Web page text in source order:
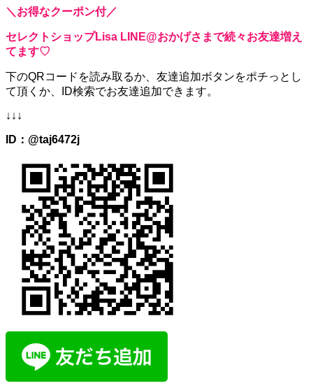
＼お得なクーポン付／
セレクトショップLisa LINE@おかげさまで続々お友達増え
てます♡
下のQRコードを読み取るか、 友達追加ボタンをポチっとし
て頂くか、
ID検索でお友達追加できます。
↓↓↓
ID：@taj6472j